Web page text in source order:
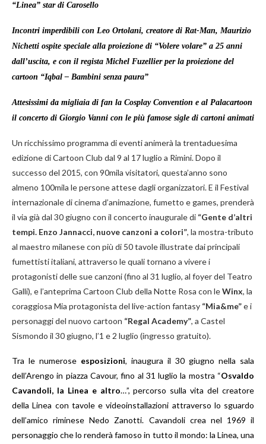
“Linea” star di Carosello
Incontri imperdibili con Leo Ortolani, creatore di Rat-Man, Maurizio
Nichetti ospite speciale alla proiezione di “Volere volare” a 25 anni
dall’uscita, e con il regista Michel Fuzellier per la proiezione del
cartoon “Iqbal – Bambini senza paura”
Attesissimi da migliaia di fan la Cosplay Convention e al Palacartoon
il concerto di Giorgio Vanni con le più famose sigle di cartoni animati
Un ricchissimo programma di eventi animerà la trentaduesima
edizione di Cartoon Club dal 9 al 17 luglio a Rimini. Dopo il
successo del 2015, con 90mila visitatori, questa’anno sono
almeno 100mila le persone attese dagli organizzatori. E il Festival
internazionale di cinema d’animazione, fumetto e games, prenderà
il via già dal 30 giugno con il concerto inaugurale di “Gente d’altri
tempi. Enzo Jannacci, nuove canzoni a colori”, la mostra-tributo
al maestro milanese con più di 50 tavole illustrate dai principali
fumettisti italiani, attraverso le quali tornano a vivere i
protagonisti delle sue canzoni (fino al 31 luglio, al foyer del Teatro
Galli), e l’anteprima Cartoon Club della Notte Rosa con leWinx, la
coraggiosa Mia protagonista del live-action fantasy “Mia&me”e i
personaggi del nuovo cartoon “Regal Academy”, a Castel
Sismondo il 30 giugno, l’1 e 2 luglio (ingresso gratuito).
Tra le numerose esposizioni, inaugura il 30 giugno nella sala
dell’Arengo in piazza Cavour, fino al 31 luglio la mostra “Osvaldo
Cavandoli, la Linea e altro…”, percorso sulla vita del creatore
della Linea con tavole e videoinstallazioni attraverso lo sguardo
dell’amico riminese Nedo Zanotti. Cavandoli crea nel 1969 il
personaggio che lo renderà famoso in tutto il mondo: la Linea, una